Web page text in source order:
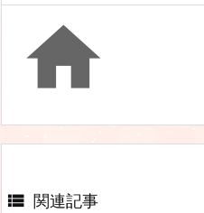

 関連記事